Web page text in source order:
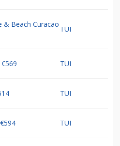
& Beach Curacao
TUI
TUI
TUI
TUI